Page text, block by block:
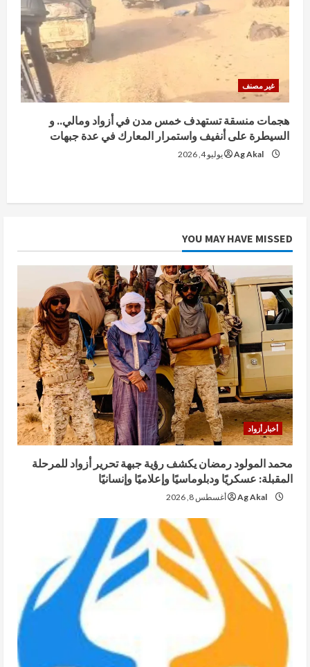
غير مصنف
هجمات منسقة تستهدف خمس مدن في أزواد ومالي.. و
السيطرة على أنفيف واستمرار المعارك في عدة جبهات
Ag Akal يوليو 4, 2026
YOU MAY HAVE MISSED
أخبار أزواد
محمد المولود رمضان يكشف رؤية جبهة تحرير أزواد للمرحلة
المقبلة: عسكريًا ودبلوماسيًا وإعلاميًا وإنسانيًا
Ag Akal أغسطس 8, 2026